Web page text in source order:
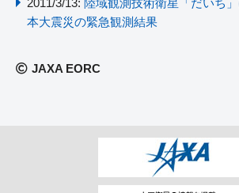
2011/3/13: 陸域観測技術衛星「だいち
本大震災の緊急観測結果
JAXA EORC